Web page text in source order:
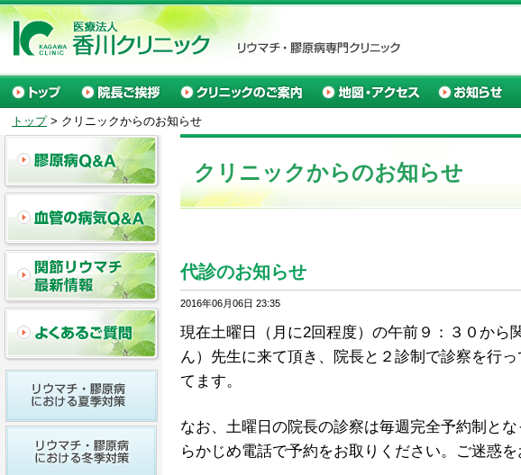
トップ> クリニックからのお知らせ
クリニックからのお知らせ
代診のお知らせ
2016年06月06日 23:35
現在土曜日（月に2回程度）の午前９：３０から
ん）先生に来て頂き、院長と２診制で診察を行
てます。
なお、土曜日の院長の診察は毎週完全予約制と
らかじめ電話で予約をお取りください。ご迷惑